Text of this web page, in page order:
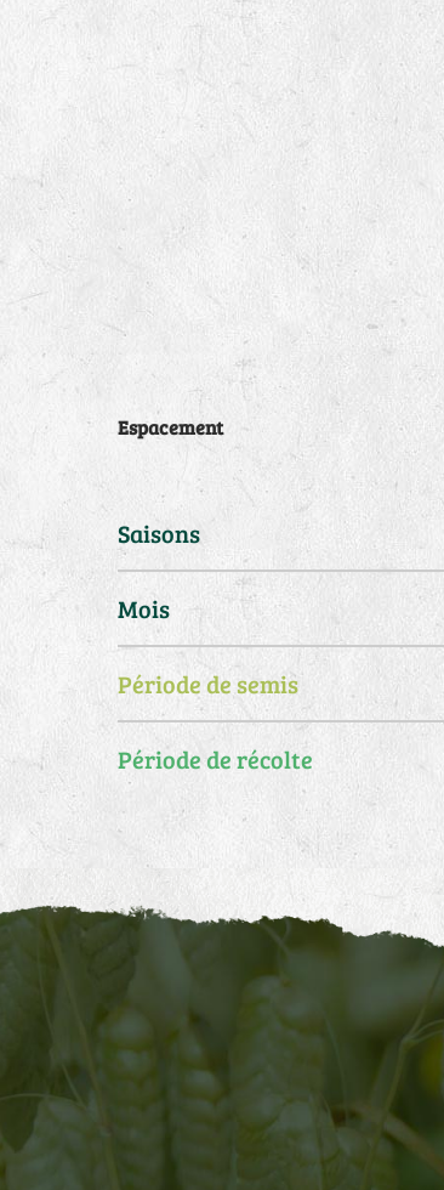
Espacement
Saisons
Mois
Période de semis
Période de récolte